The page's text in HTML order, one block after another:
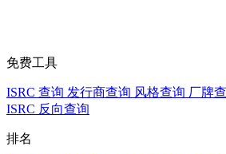
免费工具
ISRC 查询 发行商查询 风格查询 厂牌
ISRC 反向查询
排名